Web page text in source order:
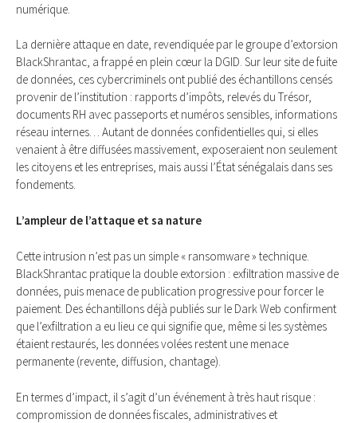
numérique.
La dernière attaque en date, revendiquée par le groupe d’extorsion
BlackShrantac, a frappé en plein cœur la DGID. Sur leur site de fuite
de données, ces cybercriminels ont publié des échantillons censés
provenir de l’institution : rapports d’impôts, relevés du Trésor,
documents RH avec passeports et numéros sensibles, informations
réseau internes… Autant de données confidentielles qui, si elles
venaient à être diffusées massivement, exposeraient non seulement
les citoyens et les entreprises, mais aussi l’État sénégalais dans ses
fondements.
L’ampleur de l’attaque et sa nature
Cette intrusion n’est pas un simple « ransomware » technique.
BlackShrantac pratique la double extorsion : exfiltration massive de
données, puis menace de publication progressive pour forcer le
paiement. Des échantillons déjà publiés sur le Dark Web confirment
que l’exfiltration a eu lieu ce qui signifie que, même si les systèmes
étaient restaurés, les données volées restent une menace
permanente (revente, diffusion, chantage).
En termes d’impact, il s’agit d’un événement à très haut risque :
compromission de données fiscales, administratives et